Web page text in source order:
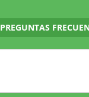
PREGUNTAS